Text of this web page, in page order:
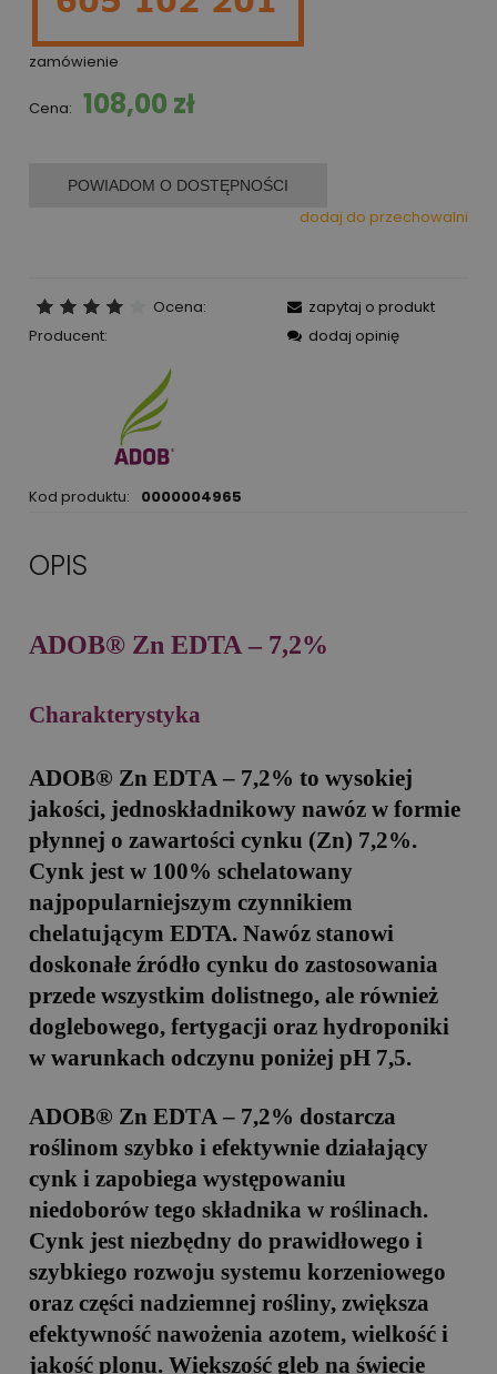
zamówienie
Cena: 108,00 zł
POWIADOM O DOSTĘPNOŚCI
dodaj do przechowalni
Ocena:
Producent:
Kod produktu: 0000004965
zapytaj o produkt
dodaj opinię
OPIS
ADOB® Zn EDTA – 7,2%
Charakterystyka
ADOB® Zn EDTA – 7,2% to wysokiej
jakości, jednoskładnikowy nawóz w formie
płynnej o zawartości cynku (Zn) 7,2%.
Cynk jest w 100% schelatowany
najpopularniejszym czynnikiem
chelatującym EDTA. Nawóz stanowi
doskonałe źródło cynku do zastosowania
przede wszystkim dolistnego, ale również
doglebowego, fertygacji oraz hydroponiki
w warunkach odczynu poniżej pH 7,5.
ADOB® Zn EDTA – 7,2% dostarcza
roślinom szybko i efektywnie działający
cynk i zapobiega występowaniu
niedoborów tego składnika w roślinach.
Cynk jest niezbędny do prawidłowego i
szybkiego rozwoju systemu korzeniowego
oraz części nadziemnej rośliny, zwiększa
efektywność nawożenia azotem, wielkość i
jakość plonu. Większość gleb na świecie